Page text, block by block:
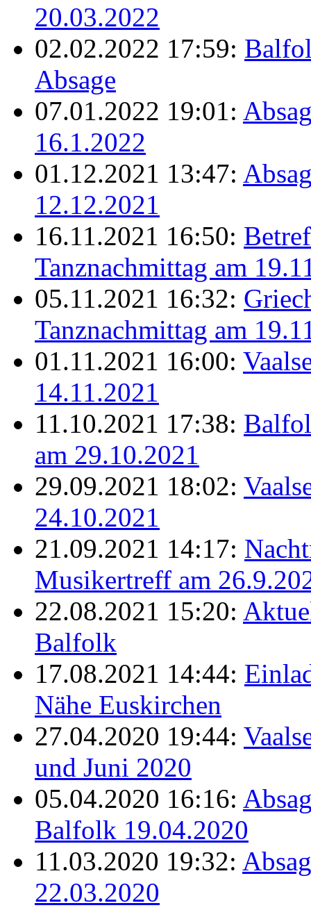
20.03.2022
02.02.2022 17:59:
Absage
07.01.2022 19:01:
16.1.2022
01.12.2021 13:47:
12.12.2021
16.11.2021 16:50:
Tanznachmittag am
05.11.2021 16:32:
Tanznachmittag am
01.11.2021 16:00:
14.11.2021
11.10.2021 17:38:
am 29.10.2021
29.09.2021 18:02:
24.10.2021
21.09.2021 14:17:
Musikertreff am
22.08.2021 15:20:
Balfolk
17.08.2021 14:44:
Nähe Euskirchen
27.04.2020 19:44:
und Juni 2020
05.04.2020 16:16:
Balfolk 19.04.2020
11.03.2020 19:32:
22.03.2020